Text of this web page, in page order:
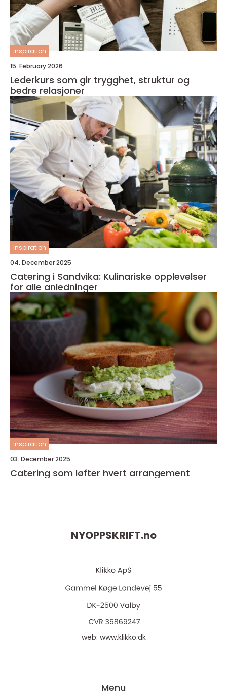
inspiration
15. February 2026
Lederkurs som gir trygghet, struktur og
bedre relasjoner
inspiration
04. December 2025
Catering i Sandvika: Kulinariske opplevelser
for alle anledninger
inspiration
03. December 2025
Catering som løfter hvert arrangement
NYOPPSKRIFT.no
web: www.klikko.dk
Menu